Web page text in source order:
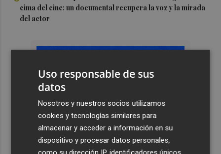
cima del cine: un documental recupera la voz y la mirada
del actor
Uso responsable de sus
datos
Nosotros y nuestros socios utilizamos
cookies y tecnologías similares para
almacenar y acceder a información en su
dispositivo y procesar datos personales,